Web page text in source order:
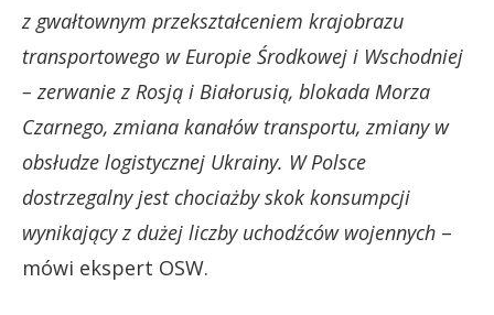
z gwałtownym przekształceniem krajobrazu
transportowego w Europie Środkowej i Wschodniej
– zerwanie z Rosją i Białorusią, blokada Morza
Czarnego, zmiana kanałów transportu, zmiany w
obsłudze logistycznej Ukrainy. W Polsce
dostrzegalny jest chociażby skok konsumpcji
wynikający z dużej liczby uchodźców wojennych –
mówi ekspert OSW.